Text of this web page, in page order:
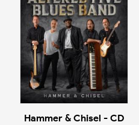
Hammer & Chisel - CD